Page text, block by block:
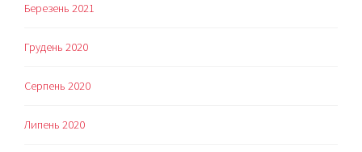
Березень 2021
Грудень 2020
Серпень 2020
Липень 2020